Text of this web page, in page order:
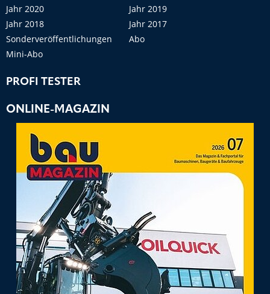
Jahr 2020
Jahr 2019
Jahr 2018
Jahr 2017
Sonderveröffentlichungen
Abo
Mini-Abo
PROFI TESTER
ONLINE-MAGAZIN